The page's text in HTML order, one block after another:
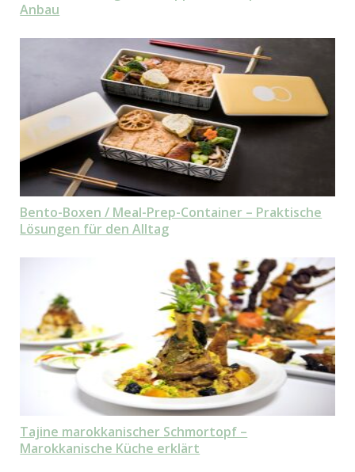
Anbau
Bento-Boxen / Meal-Prep-Container – Praktische
Lösungen für den Alltag
Tajine marokkanischer Schmortopf –
Marokkanische Küche erklärt